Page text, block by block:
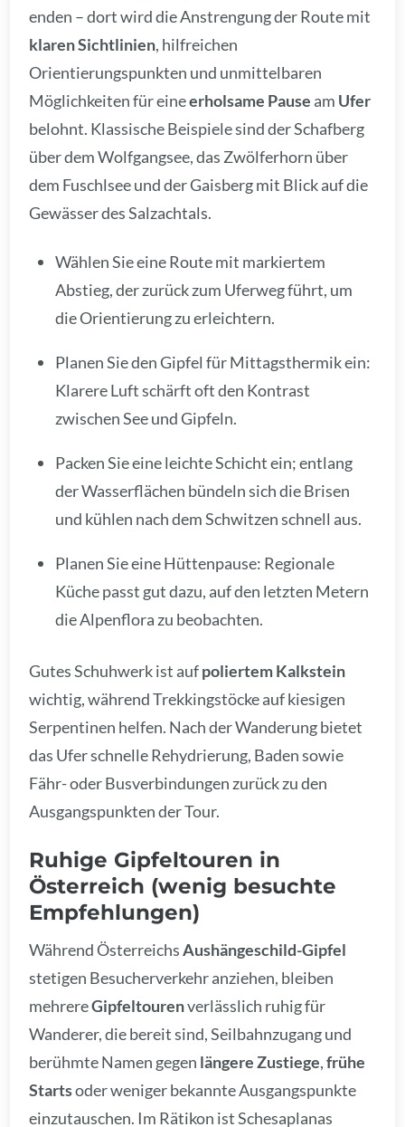
enden – dort wird die Anstrengung der Route mit
klaren Sichtlinien, hilfreichen
Orientierungspunkten und unmittelbaren
Möglichkeiten für eineerholsame Pause am Ufer
belohnt. Klassische Beispiele sind der Schafberg
über dem Wolfgangsee, das Zwölferhorn über
dem Fuschlsee und der Gaisberg mit Blick auf die
Gewässer des Salzachtals.
Wählen Sie eine Route mit markiertem
Abstieg, der zurück zum Uferweg führt, um
die Orientierung zu erleichtern.
Planen Sie den Gipfel für Mittagsthermik ein:
Klarere Luft schärft oft den Kontrast
zwischen See und Gipfeln.
Packen Sie eine leichte Schicht ein; entlang
der Wasserflächen bündeln sich die Brisen
und kühlen nach dem Schwitzen schnell aus.
Planen Sie eine Hüttenpause: Regionale
Küche passt gut dazu, auf den letzten Metern
die Alpenflora zu beobachten.
Gutes Schuhwerk ist aufpoliertem Kalkstein
wichtig, während Trekkingstöcke auf kiesigen
Serpentinen helfen. Nach der Wanderung bietet
das Ufer schnelle Rehydrierung, Baden sowie
Fähr- oder Busverbindungen zurück zu den
Ausgangspunkten der Tour.
Ruhige Gipfeltouren in
Österreich (wenig besuchte
Empfehlungen)
Während ÖsterreichsAushängeschild-Gipfel
stetigen Besucherverkehr anziehen, bleiben
mehrereGipfeltourenverlässlich ruhig für
Wanderer, die bereit sind, Seilbahnzugang und
berühmte Namen gegen längere Zustiege,frühe
Startsoder weniger bekannte Ausgangspunkte
einzutauschen. Im Rätikon ist Schesaplanas